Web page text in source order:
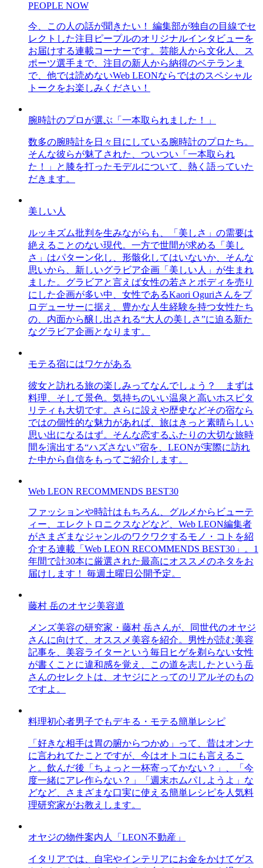
PEOPLE NOW
今、この人の話が聞きたい！ 編集部が独自の目線でセ
レクトした注目ピープルのオリジナルインタビューを
お届けする連載コーナーです。芸能人から文化人、ス
ポーツ選手まで、注目の新人から納得のベテランま
で、他では読めないWeb LEONならではのスペシャル
トークをお楽しみください！
腕時計のプロが選ぶ「一本取られました！」
数多の腕時計を日々目にしている腕時計のプロたち。
そんな彼らが魅了された、ついつい「一本取られ
た！」と膝を打ったモデルについて、熱く語っていた
だきます。
美しい人
ルッキズム批判を生みながらも、「美しさ」の需要は
絶えることのない現代。一方で世間が求める「美し
さ」はパターン化し、形骸化してはいないか、そんな
思いから、新しいグラビア企画「美しい人」が生まれ
ました。グラビアと言えば女性の若さとボディを売り
にした企画が多い中、女性であるKaori Oguriさんをプ
ロデューサーに据え、豊かな人生経験を持つ女性たち
の、内面から醸し出される“大人の美しさ”に迫る新た
なグラビア企画となります。
モテる宿にはワケがある
彼女と訪れる旅の楽しみってなんでしょう？ まずは
料理、そして景色。気持ちのいい温泉と高いホスピタ
リティも大切です。さらに設えや歴史などその宿なら
ではの個性的な魅力があれば、旅はきっと素晴らしい
思い出になるはず。そんな恋するふたりの大切な旅時
間を演出する“ハズさない”宿を、LEONが実際に訪れ
た中から自信をもってご紹介します。
Web LEON RECOMMENDS BEST30
ファッションや時計はもちろん、グルメからビューテ
ィー、エレクトロニクスなどなど、Web LEON編集者
がさまざまなジャンルのワクワクするモノ・コトを紹
介する連載「Web LEON RECOMMENDS BEST30」。1
年間で計30本に厳選された最高にオススメのネタをお
届けします！ 毎週土曜日公開予定。
藤村 岳のオヤジ美容道
メンズ美容の研究家・藤村 岳さんが、同世代のオヤジ
さんに向けて、オススメ美容を紹介。男性が読む美容
記事を、美容ライターという毎日ヒゲを剃らない女性
が書くことに違和感を覚え、この道を志したという岳
さんのセレクトは、オヤジにとってのリアルそのもの
ですよ。
料理初心者男子でもデキる・モテる簡単レシピ
「好きな相手は胃の腑からつかめ」って、昔はオンナ
に言われてたことですが、今はオトコにも言えるこ
と。飲んだ後「ちょっと一杯寄ってかない？」、「今
度一緒にアレ作らない？」「週末ホムパしようよ」な
どなど、さまざまな口実に使える簡単レシピを人気料
理研究家がお教えします。
オヤジの物件案内人「LEON不動産」
イタリアでは、自宅やインテリアにお金をかけてゲス